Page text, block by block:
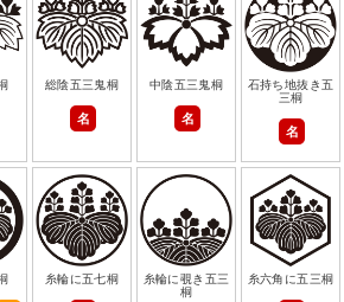
総陰五三鬼桐
名
中陰五三鬼桐
名
石持ち地抜き五
三桐
名
糸輪に五七桐
糸輪に覗き五三
桐
糸六角に五三桐